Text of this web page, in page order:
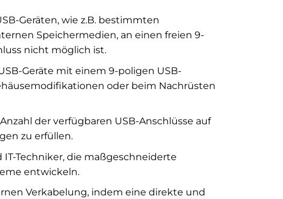
Geräten, wie z.B. bestimmten
Speichermedien, an einen freien 9-
nicht möglich ist.
Geräte mit einem 9-poligen USB-
oder beim Nachrüsten
der verfügbaren USB-Anschlüsse auf
zu erfüllen.
Techniker, die maßgeschneiderte
entwickeln.
Verkabelung, indem eine direkte und